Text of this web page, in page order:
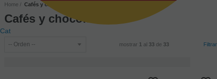
Cat
Home Cafés y chocolates
Cafés y chocolates
mostrar 1 al 33de 33 Filtrar